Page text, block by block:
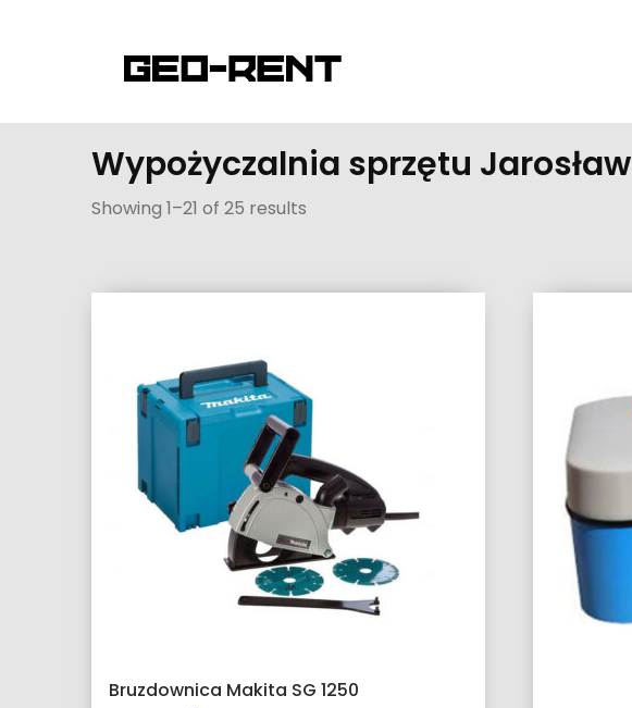
Wypożyczalnia sprzętu Jarosław
Showing 1–21 of 25 results
Bruzdownica Makita SG 1250